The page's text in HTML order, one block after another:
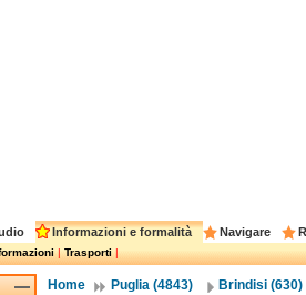
Informazioni e formalità Navigare
|Trasporti|
Home Puglia (4843) Brindisi (630)